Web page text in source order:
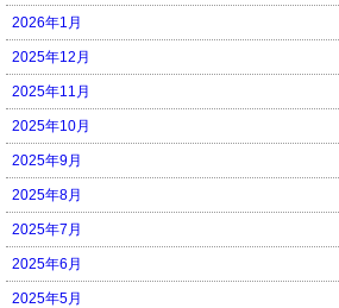
2026年1月
2025年12月
2025年11月
2025年10月
2025年9月
2025年8月
2025年7月
2025年6月
2025年5月